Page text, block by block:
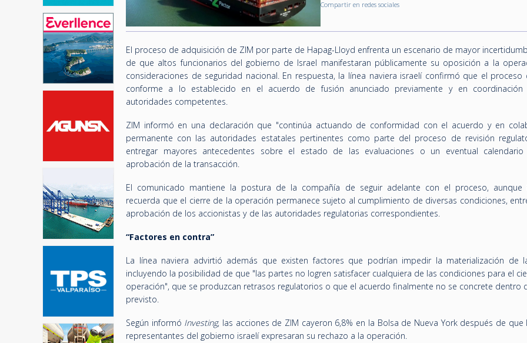
Compartir en redes sociales
El proceso de adquisición de ZIM por parte de Hapag-Lloyd enfrenta un escenario de mayor
de que altos funcionarios del gobierno de Israel manifestaran públicamente su oposición a la
consideraciones de seguridad nacional. En respuesta, la línea naviera israelí confirmó que el proceso
conforme a lo establecido en el acuerdo de fusión anunciado previamente y en
autoridades competentes.
ZIM informó en una declaración que "continúa actuando de conformidad con el acuerdo y en
permanente con las autoridades estatales pertinentes como parte del proceso de revisión
entregar mayores antecedentes sobre el estado de las evaluaciones o un eventual
aprobación de la transacción.
El comunicado mantiene la postura de la compañía de seguir adelante con el proceso, aunque
recuerda que el cierre de la operación permanece sujeto al cumplimiento de diversas condiciones,
aprobación de los accionistas y de las autoridades regulatorias correspondientes.
“Factores en contra”
La línea naviera advirtió además que existen factores que podrían impedir la materialización de
incluyendo la posibilidad de que "las partes no logren satisfacer cualquiera de las condiciones para el
operación", que se produzcan retrasos regulatorios o que el acuerdo finalmente no se concrete dentro
previsto.
Según informó Investing, las acciones de ZIM cayeron 6,8% en la Bolsa de Nueva York después de que
representantes del gobierno israelí expresaran su rechazo a la operación.